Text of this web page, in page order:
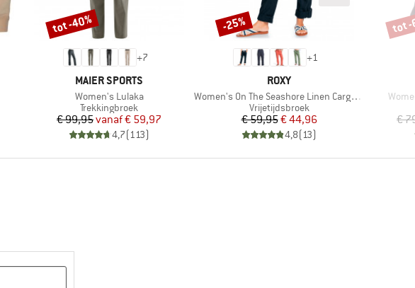
+7
MERK
MAIER SPORTS
Artikel
Women's Lulaka
Productgroep
Trekkingbroek
Prijs
€ 99,95 Verlaagde prijs
vanaf€ 59,97
4,7(113)
Korting
tot -40%
+1
MERK
ROXY
Artikel
Women's On The Seashore Linen Cargo Trousers
Productgroep
Vrijetijdsbroek
Prijs
€ 59,95Verlaagde prijs
€ 44,96
4,8(13)
Korting
-25%
Artikel
€
tot